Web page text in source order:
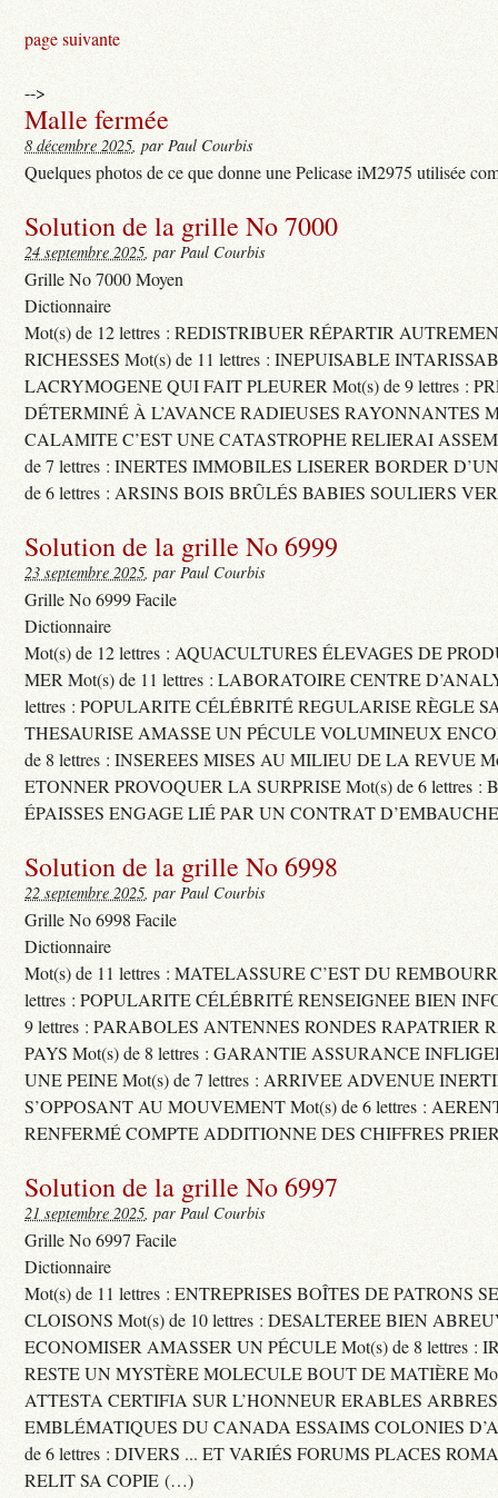
page suivante
-->
Malle fermée
8 décembre 2025, par Paul Courbis
Quelques photos de ce que donne une Pelicase iM2975 utilisée
Solution de la grille No 7000
24 septembre 2025, par Paul Courbis
Grille No 7000 Moyen
Dictionnaire
Mot(s) de 12 lettres : REDISTRIBUER RÉPARTIR
RICHESSES Mot(s) de 11 lettres : INEPUISABLE
LACRYMOGENE QUI FAIT PLEURER Mot(s) de 9 lettres :
DÉTERMINÉ À L’AVANCE RADIEUSES RAYONNANTES
CALAMITE C’EST UNE CATASTROPHE RELIERAI
de 7 lettres : INERTES IMMOBILES LISERER BORDER
de 6 lettres : ARSINS BOIS BRÛLÉS BABIES SOULIERS
Solution de la grille No 6999
23 septembre 2025, par Paul Courbis
Grille No 6999 Facile
Dictionnaire
Mot(s) de 12 lettres : AQUACULTURES ÉLEVAGES DE
MER Mot(s) de 11 lettres : LABORATOIRE CENTRE
lettres : POPULARITE CÉLÉBRITÉ REGULARISE RÈGLE
THESAURISE AMASSE UN PÉCULE VOLUMINEUX
de 8 lettres : INSEREES MISES AU MILIEU DE LA REVUE
ETONNER PROVOQUER LA SURPRISE Mot(s) de 6 lettres :
ÉPAISSES ENGAGE LIÉ PAR UN CONTRAT
Solution de la grille No 6998
22 septembre 2025, par Paul Courbis
Grille No 6998 Facile
Dictionnaire
Mot(s) de 11 lettres : MATELASSURE C’EST DU
lettres : POPULARITE CÉLÉBRITÉ RENSEIGNEE BIEN
9 lettres : PARABOLES ANTENNES RONDES RAPATRIER
PAYS Mot(s) de 8 lettres : GARANTIE ASSURANCE
UNE PEINE Mot(s) de 7 lettres : ARRIVEE ADVENUE
S’OPPOSANT AU MOUVEMENT Mot(s) de 6 lettres :
RENFERMÉ COMPTE ADDITIONNE DES CHIFFRES
Solution de la grille No 6997
21 septembre 2025, par Paul Courbis
Grille No 6997 Facile
Dictionnaire
Mot(s) de 11 lettres : ENTREPRISES BOÎTES DE PATRONS
CLOISONS Mot(s) de 10 lettres : DESALTEREE BIEN
ECONOMISER AMASSER UN PÉCULE Mot(s) de 8 lettres :
RESTE UN MYSTÈRE MOLECULE BOUT DE MATIÈRE
ATTESTA CERTIFIA SUR L’HONNEUR ERABLES ARBRES
EMBLÉMATIQUES DU CANADA ESSAIMS COLONIES
de 6 lettres : DIVERS ... ET VARIÉS FORUMS PLACES
RELIT SA COPIE (…)